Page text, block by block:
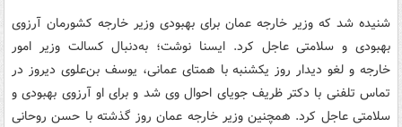
شنیده شد که وزیر خارجه عمان برای بهبودی وزیر خارجه کشورمان آرزوی
بهبودی و سلامتی عاجل کرد. ایسنا نوشت؛ به‌دنبال کسالت وزیر امور
خارجه و لغو دیدار روز یکشنبه با همتای عمانی، یوسف بن‌علوی دیروز در
تماس تلفنی با دکتر ظریف جویای احوال وی شد و برای او آرزوی بهبودی و
سلامتی عاجل کرد. همچنین وزیر خارجه عمان روز گذشته با حسن روحانی